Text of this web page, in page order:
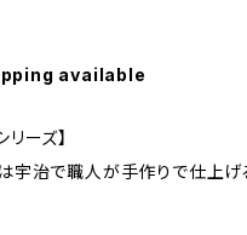
available
ーズ】
は宇治で職人が手作りで仕上